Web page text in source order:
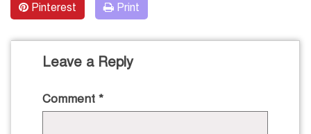
Pinterest Print
Leave a Reply
Comment *